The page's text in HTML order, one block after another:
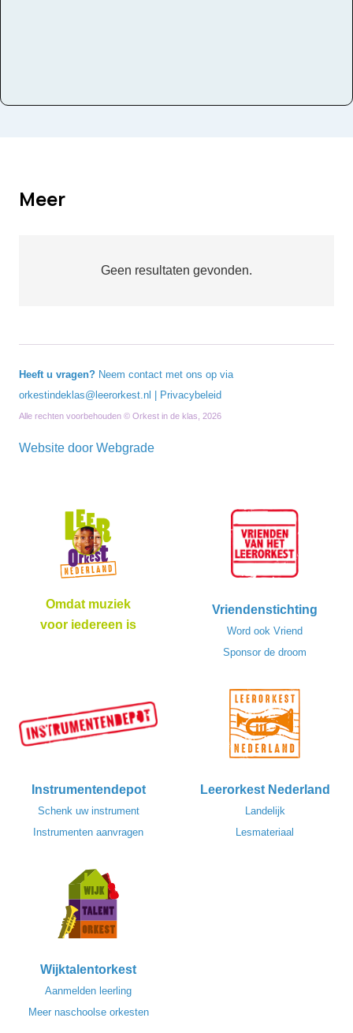
Meer
Geen resultaten gevonden.
Omdat muziek
voor iedereen is
Vriendenstichting
Word ook Vriend
Sponsor de droom
Instrumentendepot
Schenk uw instrument
Instrumenten aanvragen
Leerorkest Nederland
Landelijk
Lesmateriaal
Wijktalentorkest
Aanmelden leerling
Meer naschoolse orkesten
Heeft u vragen? Neem contact met ons op via
orkestindeklas@leerorkest.nl
Privacybeleid
Alle rechten voorbehouden © Orkest in de klas, 2026
Website door Webgrade